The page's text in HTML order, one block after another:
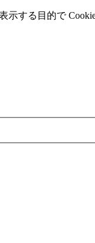
⽰する⽬的で